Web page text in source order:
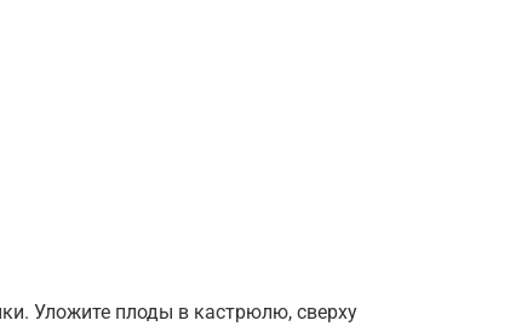
Уложите плоды в кастрюлю, сверху